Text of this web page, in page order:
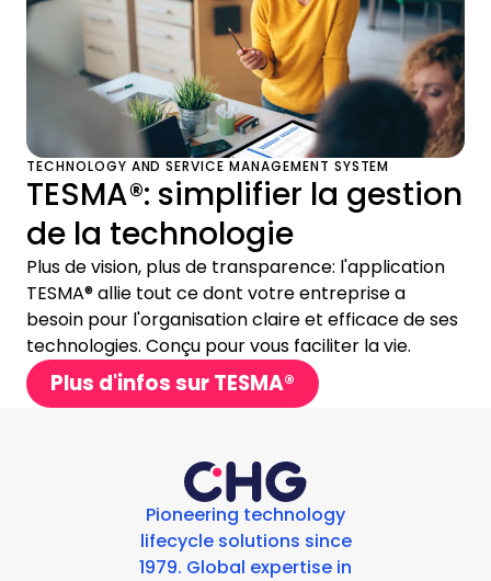
TECHNOLOGY AND SERVICE MANAGEMENT SYSTEM
TESMA®: simplifier la gestion
de la technologie
Plus de vision, plus de transparence: l'application
TESMA® allie tout ce dont votre entreprise a
besoin pour l'organisation claire et efficace de ses
technologies. Conçu pour vous faciliter la vie.
Plus d'infos sur TESMA®
Pioneering technology
lifecycle solutions since
1979. Global expertise in